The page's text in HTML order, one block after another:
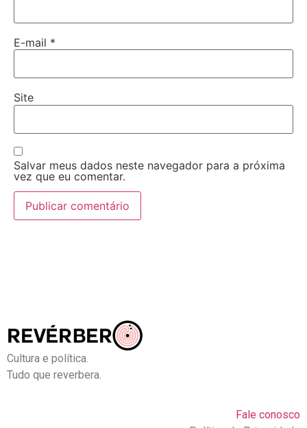
E-mail *
Site
Salvar meus dados neste navegador para a próxima
vez que eu comentar.
Cultura e política.
Tudo que reverbera.
Fale conosco